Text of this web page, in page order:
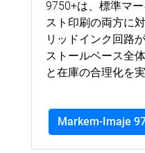
9750+は、標準マ
スト印刷の両方に
リッドインク回路
ストールベース全
と在庫の合理化を
Markem-Imaje